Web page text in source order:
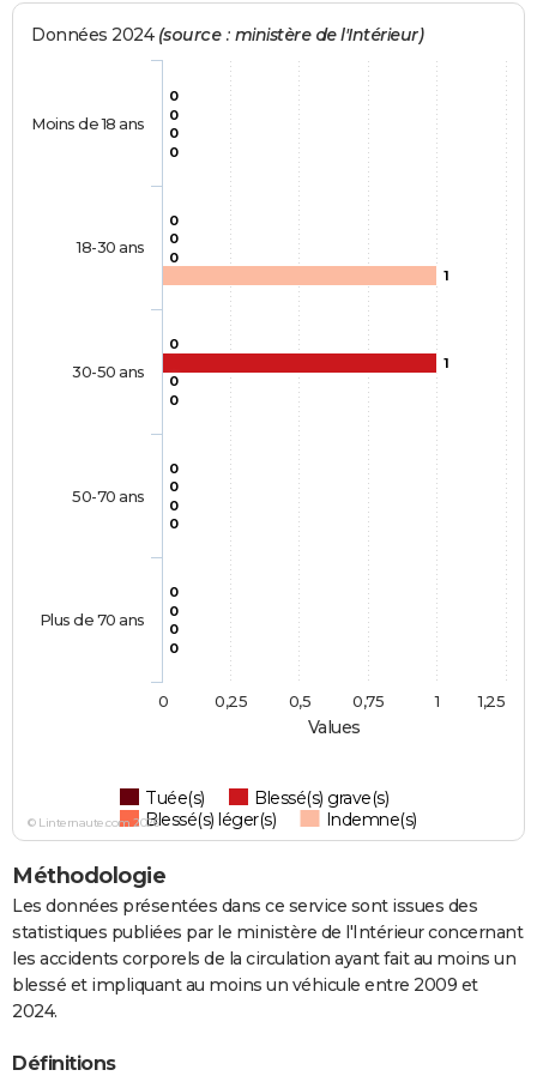
Values
Données 2024 (source : ministère de l'Intérieur)
0
0
0
0
0
0
0
1
0
0
0
0
0
0
0
0
1
0
0
0
Tuée(s)
Blessé(s) grave(s)
Blessé(s) léger(s)
Indemne(s)
Moins de 18 ans
18-30 ans
30-50 ans
50-70 ans
Plus de 70 ans
0 1
0,25 0,5 0,75 1,25
© Linternaute.com 2026
Méthodologie
Les données présentées dans ce service sont issues des
statistiques publiées par le ministère de l'Intérieur concernant
les accidents corporels de la circulation ayant fait au moins un
blessé et impliquant au moins un véhicule entre 2009 et
2024.
Définitions